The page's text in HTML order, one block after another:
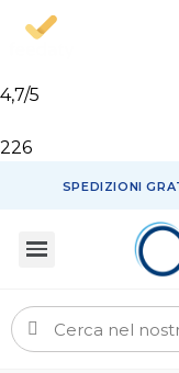
4,7/5
226
SPEDIZIONI